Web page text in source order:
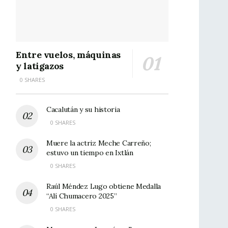
Entre vuelos, máquinas
y latigazos
0 SHARES
Cacalután y su historia
0 SHARES
Muere la actriz Meche Carreño;
estuvo un tiempo en Ixtlán
0 SHARES
Raúl Méndez Lugo obtiene Medalla
“Alí Chumacero 2025”
0 SHARES